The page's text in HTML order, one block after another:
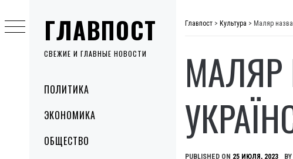
ГЛАВПОСТ
СВЕЖИЕ И ГЛАВНЫЕ НОВОСТИ
MenuПОЛИТИКА
ЭКОНОМИКА
ОБЩЕСТВО
to
content
Главпост > Культура > Маляр
PUBLISHED ON 25 ИЮЛЯ, 2023 BY